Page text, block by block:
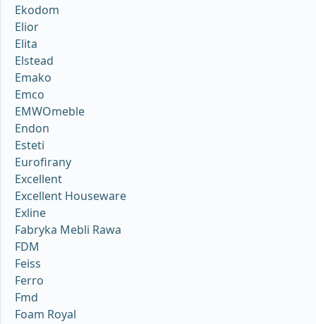
Ekodom
Elior
Elita
Elstead
Emako
Emco
EMWOmeble
Endon
Esteti
Eurofirany
Excellent
Excellent Houseware
Exline
Fabryka Mebli Rawa
FDM
Feiss
Ferro
Fmd
Foam Royal